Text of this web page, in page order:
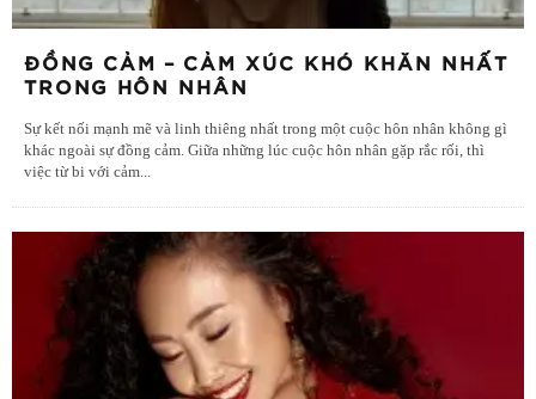
ĐỒNG CẢM – CẢM XÚC KHÓ KHĂN NHẤT
TRONG HÔN NHÂN
Sự kết nối mạnh mẽ và linh thiêng nhất trong một cuộc hôn nhân không gì
khác ngoài sự đồng cảm. Giữa những lúc cuộc hôn nhân gặp rắc rối, thì
việc từ bi với cảm